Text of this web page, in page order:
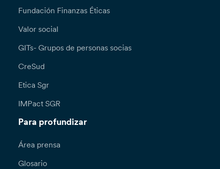
Fundación Finanzas Éticas
Valor social
GITs- Grupos de personas socias
CreSud
Etica Sgr
IMPact SGR
Para profundizar
Área prensa
Glosario